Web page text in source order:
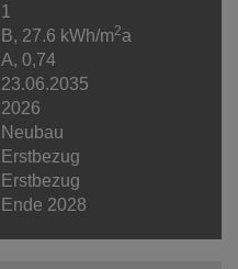
1
B, 27.6 kWh/m2a
A, 0,74
23.06.2035
2026
Neubau
Erstbezug
Erstbezug
Ende 2028